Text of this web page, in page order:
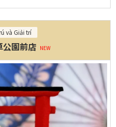
và Giải trí
公園前店 NEW